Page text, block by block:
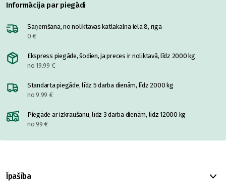
Informācija par piegādi
Saņemšana, no noliktavas katlakalnā ielā 8, rīgā
0 €
Ekspress piegāde, šodien, ja preces ir noliktavā, līdz 2000 kg
no 19.99 €
Standarta piegāde, līdz 5 darba dienām, līdz 2000 kg
no 9.99 €
Piegāde ar izkraušanu, līdz 3 darba dienām, līdz 12000 kg
no 99 €
Īpašība